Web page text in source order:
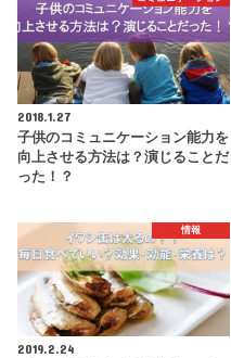
2018.1.27
子供のコミュニケーション能力を
向上させる方法は？演じることだ
った！？
情報
2019.2.24